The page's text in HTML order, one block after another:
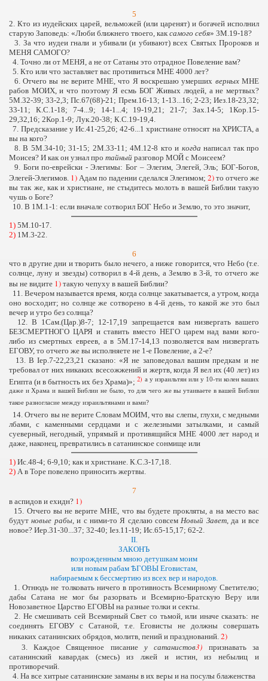
5
2. Кто из иудейских царей, вельможей (или царенят) и богачей исполнил
старую Заповедь: «Люби ближнего твоего, как самого себя» 3М.19-18?
3. За что иудеи гнали и убивали (и убивают) всех Святых Пророков и
МЕНЯ САМОГО?
4. Точно ли от МЕНЯ, а не от Сатаны это отрадное Повеление вам?
5. Кто или что заставляет вас противиться МНЕ 4000 лет?
6. Отчего вы не верите МНЕ, что Я воскрешаю умерших верныхМНЕ
рабов МОИХ, и что поэтому Я есмь БОГ Живых людей, а не мертвых?
5М.32-39; 33-2,3; Пс.67(68)-21; Прем.16-13; 1-13...16; 2-23; Иез.18-23,32;
33-11; К.С.1-18; 7-4...9; 14-1...4; 19-19,21; 21-7; Зах.14-5; 1Кор.15-
29,32,16; 2Кор.1-9; Лук.20-38; К.С.19-19,4.
7. Предсказание у Ис.41-25,26; 42-6...1 христиане относят на ХРИСТА, а
вы на кого?
8. В 5М.34-10; 31-15; 2М.33-11; 4М.12-8 кто и когда написал так про
Моисея? И как он узнал про тайный разговор МОЙ с Моисеем?
9. Боги по-еврейски - Элегимы: Бог – Элегим, Элегей, Эль; БОГ-Богов,
Элегей-Элегимов. 1) Адам по падении сделался Элегимом; 2) то отчего же
вы так же, как и христиане, не стыдитесь молоть в вашей Библии такую
чушь о Боге?
10. В 1М.1-1: если вначале сотворил БОГ Небо и Землю, то это значит,
1) 5М.10-17.
2) 1М.3-22.
6
что в другие дни и творить было нечего, а ниже говорится, что Небо (т.е.
солнце, луну и звезды) сотворил в 4-й день, а Землю в 3-й, то отчего же
вы не видите 1) такую чепуху в вашей Библии?
11. Вечером называется время, когда солнце закатывается, а утром, когда
оно восходит; но солнце же сотворено в 4-й день, то какой же это был
вечер и утро без солнца?
12. В 1Сам.(Цар.)8-7; 12-17,19 запрещается вам низвергать вашего
БЕЗСМЕРТНОГО ЦАРЯ и ставить вместо НЕГО царем над вами кого-
либо из смертных евреев, а в 5М.17-14,13 позволяется вам низвергать
ЕГОВУ, то отчего же вы исполняете не 1-е Повеление, а 2-е?
13. В Iер.7-22,23,21 сказано: «Я не заповедовал вашим предкам и не
требовал от них никаких всесожжений и жертв, когда Я вел их (40 лет) из
Египта (и в бытность их без Храма)»; 2) а у израильтян или у 10-ти колен ваших
даже и Храма и вашей Библии не было, то для чего же вы утаиваете в вашей Библии
такое разногласие между израильтянами и вами?
14. Отчего вы не верите Словам МОИМ, что вы слепы, глухи, с медными
лбами, с каменными сердцами и с железными затылками, и самый
суеверный, негодный, упрямый и противящийся МНЕ 4000 лет народ и
даже, наконец, превратились в сатанинское сонмище или
1) Ис.48-4; 6-9,10; как и христиане. К.С.3-17,18.
2) А в Торе повелено приносить жертвы.
7
в аспидов и ехидн? 1)
15. Отчего вы не верите МНЕ, что вы будете прокляты, а на место вас
будутновые рабы, и с ними-то Я сделаю совсем Новый Завет, да и все
новое? Иер.31-30...37; 32-40; Iез.11-19; Ис.65-15,17; 62-2.
II.
ЗАКОНЪ
возрожденным мною детушкам моим
или новым рабам ѢГОВЫ Еговистам,
набираемым к бессмертию из всех вер и народов
1. Отнюдь не толковать ничего в противность Всемирному Светителю;
дабы Сатана не мог бы разорвать и Всемирно-Братскую Веру или
Новозаветное Царство ЕГОВЫ на разные толки и секты.
2. Не смешивать сей Всемирный Свет со тьмой, или иначе сказать: не
соединять ЕГОВУ с Сатаной, т.е. Еговисты не должны совершать
никаких сатанинских обрядов, молитв, пений и празднований. 2)
3. Каждое Священное писание у сатанистов3) признавать за
сатанинский кавардак (смесь) из лжей и истин, из небылиц и
противоречий.
4. На все хитрые сатанинские заманы в их веры и на посулы блаженства